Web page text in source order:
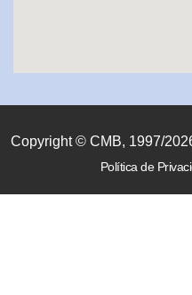
Copyright © CMB, 1997/
Política de